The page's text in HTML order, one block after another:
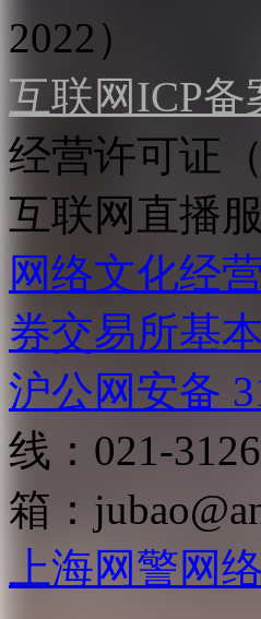
2022）
互联网ICP备
经营许可证
互联网直播
网络文化经
券交易所基
沪公网安备
线：021-
箱：
上海网警网